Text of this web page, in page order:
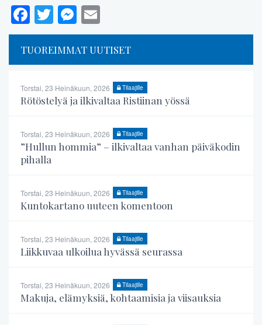
Facebook
TwitterMessenger
TUOREIMMAT UUTISET
Torstai, 23 Heinäkuun, 2026 Tilaajille
Rötöstelyä ja ilkivaltaa Ristiinan yössä
Torstai, 23 Heinäkuun, 2026 Tilaajille
”Hullun hommia” – ilkivaltaa vanhan päiväkodin
pihalla
Torstai, 23 Heinäkuun, 2026 Tilaajille
Kuntokartano uuteen komentoon
Torstai, 23 Heinäkuun, 2026 Tilaajille
Liikkuvaa ulkoilua hyvässä seurassa
Torstai, 23 Heinäkuun, 2026 Tilaajille
Makuja, elämyksiä, kohtaamisia ja viisauksia